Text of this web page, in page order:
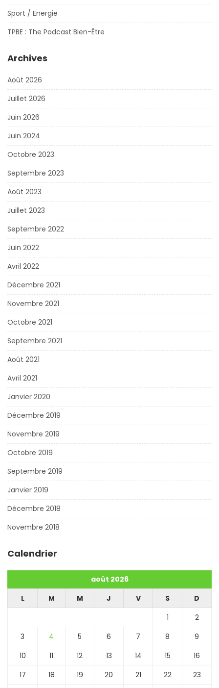
Sport / Energie
TPBE : The Podcast Bien-Être
Archives
Août 2026
Juillet 2026
Juin 2026
Juin 2024
Octobre 2023
Septembre 2023
Août 2023
Juillet 2023
Septembre 2022
Juin 2022
Avril 2022
Décembre 2021
Novembre 2021
Octobre 2021
Septembre 2021
Août 2021
Avril 2021
Janvier 2020
Décembre 2019
Novembre 2019
Octobre 2019
Septembre 2019
Janvier 2019
Décembre 2018
Novembre 2018
Calendrier
août 2026
L
M M J V S
D
1
2
3
4 5 6 7 8
9
10
11 12 13 14 15
16
17
18 19 20 21 22
23